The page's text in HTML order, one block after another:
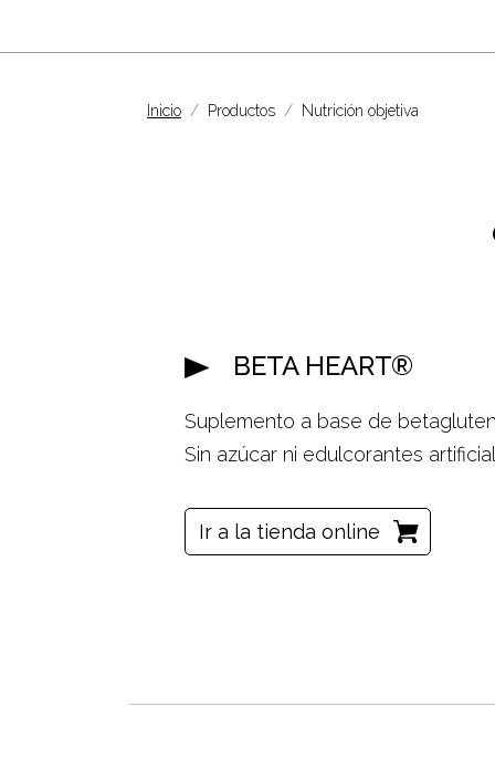
Inicio Productos Nutrición objetiva
BETA HEART®
Suplemento a base de
Sin azúcar ni edulcorantes
Ir a la tienda online